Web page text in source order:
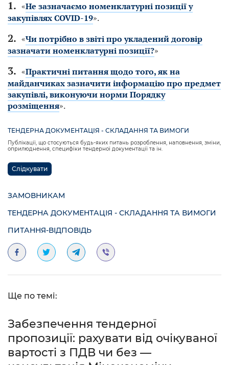
«Не зазначаємо номенклатурні позиції у
закупівлях COVID-19».
«Чи потрібно в звіті про укладений договір
зазначати номенклатурні позиції?»
«Практичні питання щодо того, як на
майданчиках зазначити інформацію про предмет
закупівлі, виконуючи норми Порядку
розміщення».
ТЕНДЕРНА ДОКУМЕНТАЦІЯ - СКЛАДАННЯ ТА ВИМОГИ
Публікації, що стосуються будь-яких питань розроблення, наповнення, зміни,
оприлюднення, специфіки тендерної документації та ін.
Слідкувати
ЗАМОВНИКАМ
ТЕНДЕРНА ДОКУМЕНТАЦІЯ - СКЛАДАННЯ ТА ВИМОГИ
ПИТАННЯ-ВІДПОВІДЬ
Ще по темі:
Забезпечення тендерної
пропозиції: рахувати від очікуваної
вартості з ПДВ чи без —